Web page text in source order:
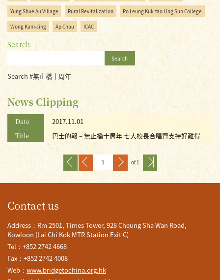
Yung Shue Au Village Rural Revitalization Po Leung Kuk Yao Ling Sun College
Wong Kam-sing Ap Chau ICAC
Search
Search
Search #無止橋十周年
News Clipping
Date
2017.11.01
Title
巴士的報 – 無止橋十周年 七大校長合唱齊支持好難得
of 1
Contact us
Address：Rm 2501, Times Tower, 928 Cheung Sha Wan Road,
Kowloon (Lai Chi Kok MTR Station Exit C)
Tel：+852 2742 4668
Fax：+852 2742 4008
Web： www.bridgetochina.org.hk